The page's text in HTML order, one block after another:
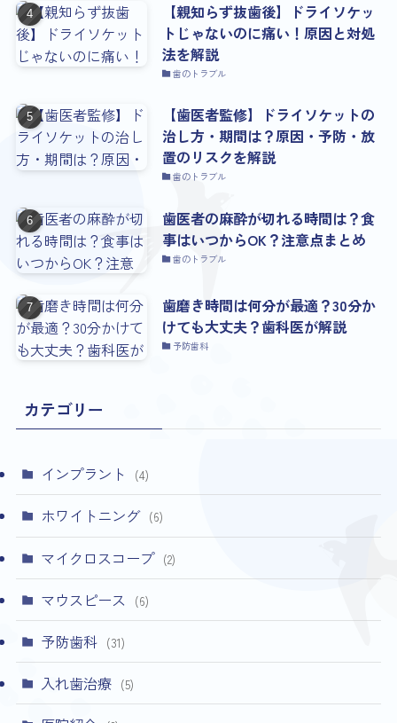
【親知らず抜歯後】ドライソケッ
トじゃないのに痛い！原因と対処
法を解説
歯のトラブル
【歯医者監修】ドライソケットの
治し方・期間は？原因・予防・放
置のリスクを解説
歯のトラブル
歯医者の麻酔が切れる時間は？食
事はいつからOK？注意点まとめ
歯のトラブル
歯磨き時間は何分が最適？30分か
けても大丈夫？歯科医が解説
予防歯科
カテゴリー
インプラント (4)
ホワイトニング (6)
マイクロスコープ (2)
マウスピース (6)
予防歯科 (31)
入れ歯治療 (5)